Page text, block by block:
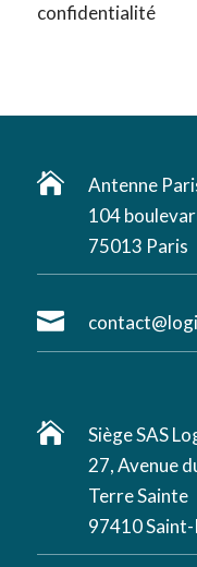
confidentialité

Antenne
104
75013 Paris


Siège SAS
27, Avenue
Terre Sainte
97410 Saint-